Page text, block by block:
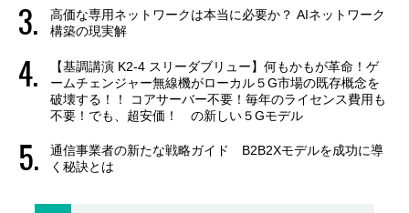
高価な専用ネットワークは本当に必要か？ AIネットワーク
構築の現実解
【基調講演 K2-4 スリーダブリュー】何もかもが革命！ゲ
ームチェンジャー無線機がローカル５G市場の既存概念を
破壊する！！ コアサーバー不要！毎年のライセンス費用も
不要！でも、超安価！ の新しい５Gモデル
通信事業者の新たな戦略ガイド B2B2Xモデルを成功に導
く秘訣とは